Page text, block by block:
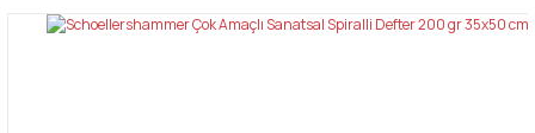
Bu ürüne ilk yorumu siz yapın!
tarafımıza iletebilirsiniz.